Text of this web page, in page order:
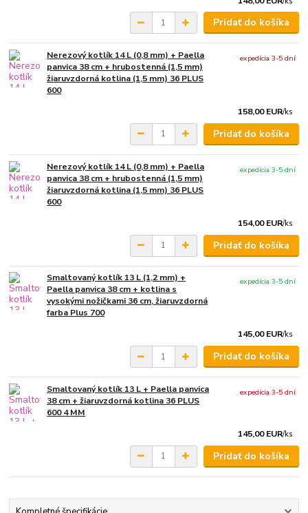
Pridať do košíka
Nerezový kotlík 14 L (0,8 mm) + Paella
panvica 38 cm + hrubostenná (1,5 mm)
žiaruvzdorná kotlina (1,5 mm) 36 PLUS
600
158,00 EUR/ks
expedícia 3-5 dní
Pridať do košíka
Nerezový kotlík 14 L (0,8 mm) + Paella
panvica 38 cm + hrubostenná (1,5 mm)
žiaruvzdorná kotlina (1,5 mm) 36 PLUS
600
154,00 EUR/ks
expedícia 3-5 dní
Pridať do košíka
Smaltovaný kotlík 13 L (1,2 mm) +
Paella panvica 38 cm + kotlina s
vysokými nožičkami 36 cm, žiaruvzdorná
farba Plus 700
145,00 EUR/ks
expedícia 3-5 dní
Pridať do košíka
Smaltovaný kotlík 13 L + Paella panvica
38 cm + žiaruvzdorná kotlina 36 PLUS
600 4 MM
145,00 EUR/ks
expedícia 3-5 dní
Pridať do košíka